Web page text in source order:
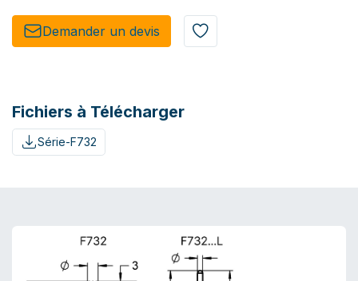
Demander un de​​vis​​
Fichiers à Télécharger
Série-F732